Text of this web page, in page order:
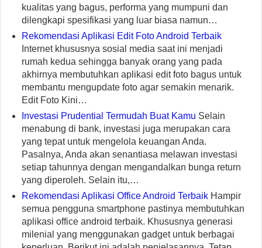
kualitas yang bagus, performa yang mumpuni dan
dilengkapi spesifikasi yang luar biasa namun…
Rekomendasi Aplikasi Edit Foto Android Terbaik
Internet khususnya sosial media saat ini menjadi
rumah kedua sehingga banyak orang yang pada
akhirnya membutuhkan aplikasi edit foto bagus untuk
membantu mengupdate foto agar semakin menarik.
Edit Foto Kini…
Investasi Prudential Termudah Buat Kamu Selain
menabung di bank, investasi juga merupakan cara
yang tepat untuk mengelola keuangan Anda.
Pasalnya, Anda akan senantiasa melawan investasi
setiap tahunnya dengan mengandalkan bunga return
yang diperoleh. Selain itu,…
Rekomendasi Aplikasi Office Android Terbaik Hampir
semua pengguna smartphone pastinya membutuhkan
aplikasi office android terbaik. Khususnya generasi
milenial yang menggunakan gadget untuk berbagai